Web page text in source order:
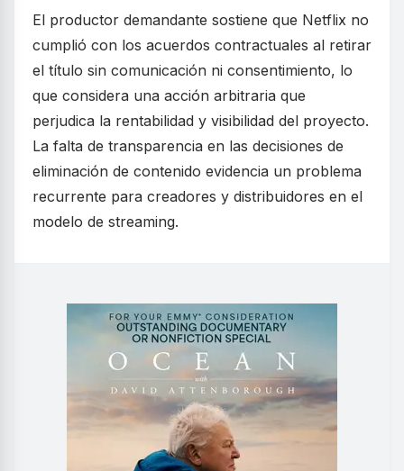
El productor demandante sostiene que Netflix no
cumplió con los acuerdos contractuales al retirar
el título sin comunicación ni consentimiento, lo
que considera una acción arbitraria que
perjudica la rentabilidad y visibilidad del proyecto.
La falta de transparencia en las decisiones de
eliminación de contenido evidencia un problema
recurrente para creadores y distribuidores en el
modelo de streaming.